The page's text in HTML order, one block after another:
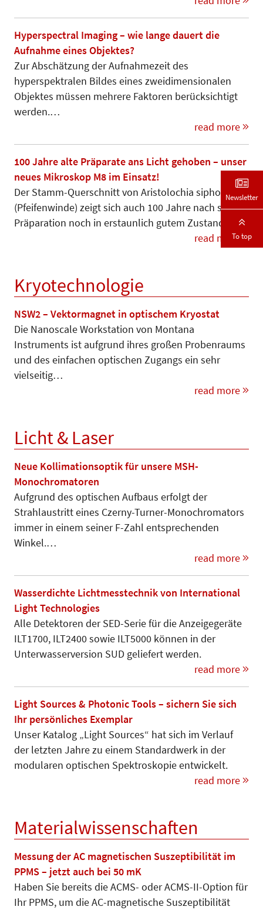
Hyperspectral Imaging – wie lange dauert die
Aufnahme eines Objektes?
Zur Abschätzung der Aufnahmezeit des
hyperspektralen Bildes eines zweidimensionalen
Objektes müssen mehrere Faktoren berücksichtigt
werden.…
read more
100 Jahre alte Präparate ans Licht gehoben – unser
neues Mikroskop M8 im Einsatz!
Der Stamm-Querschnitt von Aristo­lochia sipho
(Pfeifenwinde) zeigt sich auch 100 Jahre nach seiner
Präparation noch in erstaunlich gutem Zustand.
read more
Kryotechnologie
NSW2 – Vektormagnet in optischem Kryostat
Die Nanoscale Workstation von Montana
Instruments ist aufgrund ihres großen Probenraums
und des einfachen optischen Zugangs ein sehr
vielseitig…
read more
Licht & Laser
Neue Kollimationsoptik für unsere MSH-
Monochromatoren
Aufgrund des optischen Aufbaus erfolgt der
Strahlaustritt eines Czerny-Turner-Monochromators
immer in einem seiner F-Zahl entsprechenden
Winkel.…
read more
Wasserdichte Lichtmesstechnik von International
Light Technologies
Alle Detektoren der SED-Serie für die Anzeigegeräte
ILT1700, ILT2400 sowie ILT5000 können in der
Unterwasserversion SUD geliefert werden.
read more
Light Sources & Photonic Tools – sichern Sie sich
Ihr persönliches Exemplar
Unser Katalog „Light Sources“ hat sich im Verlauf
der letzten Jahre zu einem Standardwerk in der
modularen optischen Spektroskopie entwickelt.
read more
Materialwissenschaften
Messung der AC magnetischen Suszeptibilität im
PPMS – jetzt auch bei 50 mK
Haben Sie bereits die ACMS- oder ACMS-II-Option für
Ihr PPMS, um die AC-magnetische Suszeptibilität
Newsletter
To top